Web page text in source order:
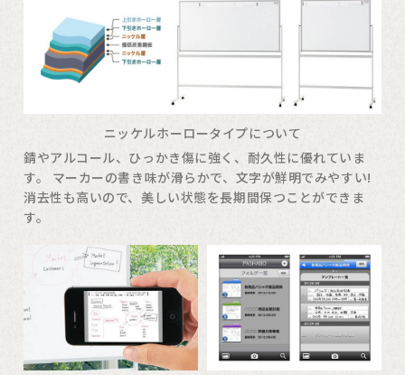
ニッケルホーロータイプについて
錆やアルコール、ひっかき傷に強く、耐久性に優れていま
す。 マーカーの書き味が滑らかで、文字が鮮明でみやすい!
消去性も高いので、美しい状態を長期間保つことができま
す。